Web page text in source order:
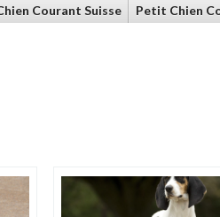
Courant Suisse Petit Chien